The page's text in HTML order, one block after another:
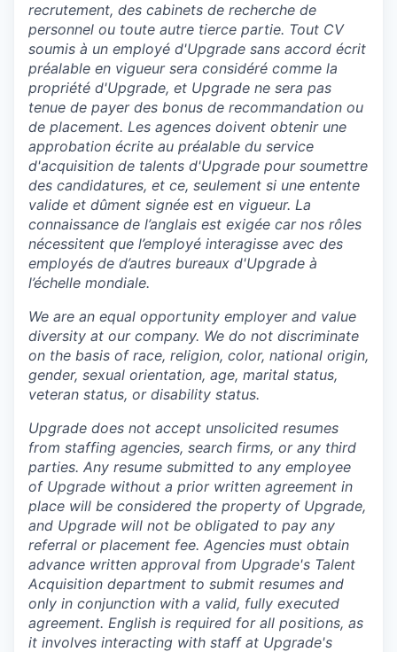
recrutement, des cabinets de recherche de
personnel ou toute autre tierce partie. Tout CV
soumis à un employé d'Upgrade sans accord écrit
préalable en vigueur sera considéré comme la
propriété d'Upgrade, et Upgrade ne sera pas
tenue de payer des bonus de recommandation ou
de placement. Les agences doivent obtenir une
approbation écrite au préalable du service
d'acquisition de talents d'Upgrade pour soumettre
des candidatures, et ce, seulement si une entente
valide et dûment signée est en vigueur. La
connaissance de l’anglais est exigée car nos rôles
nécessitent que l’employé interagisse avec des
employés de d’autres bureaux d'Upgrade à
l’échelle mondiale.
We are an equal opportunity employer and value
diversity at our company. We do not discriminate
on the basis of race, religion, color, national origin,
gender, sexual orientation, age, marital status,
veteran status, or disability status.
Upgrade does not accept unsolicited resumes
from staffing agencies, search firms, or any third
parties. Any resume submitted to any employee
of Upgrade without a prior written agreement in
place will be considered the property of Upgrade,
and Upgrade will not be obligated to pay any
referral or placement fee. Agencies must obtain
advance written approval from Upgrade's Talent
Acquisition department to submit resumes and
only in conjunction with a valid, fully executed
agreement. English is required for all positions, as
it involves interacting with staff at Upgrade's